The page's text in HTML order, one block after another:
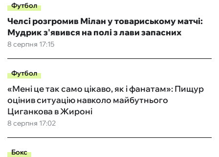
Футбол
8 серпня 17:15
Челсі розгромив Мілан у товариському матчі:
Мудрик з'явився на полі з лави запасних
Футбол
8 серпня 17:02
«Мені це так само цікаво, як і фанатам»: Пищур
оцінив ситуацію навколо майбутнього
Циганкова в Жироні
Бокс